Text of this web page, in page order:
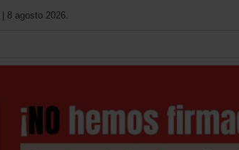
| 8 agosto 2026.